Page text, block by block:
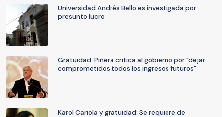
Universidad Andrés Bello es investigada por
presunto lucro
Gratuidad: Piñera critica al gobierno por "dejar
comprometidos todos los ingresos futuros"
Karol Cariola y gratuidad: Se requiere de